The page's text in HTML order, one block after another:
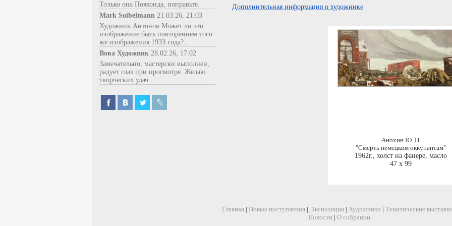
Только она Пояконда, поправьте.
Mark Soibelmann 21.03.26, 21:03
Художник Антонов Может ли это
изображение быть повторением того
же изображения 1933 года?...
Вова Художник 28.02.26, 17:02
Замечательно, мастерски выполнен,
радует глаз при просмотре. Желаю
творческих удач...
Дополнительная информация о художнике
Анохин Ю. Н.
"Смерть немецким оккупантам"
1962г., холст на фанере, масло
47 x 99
Главная Новые поступления Экспозиция Художники
Тематические
Новости
О собрании